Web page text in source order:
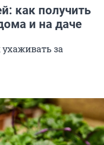
как получить
и на даче
за